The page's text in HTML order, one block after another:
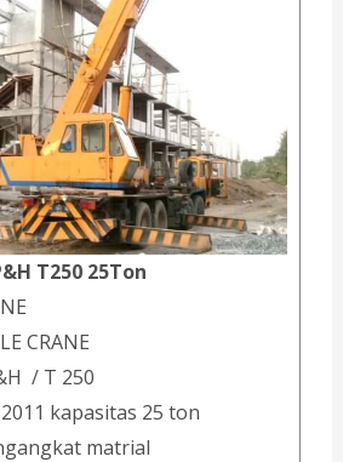
T250 25Ton
CRANE
/ T 250
kapasitas 25 ton
matrial